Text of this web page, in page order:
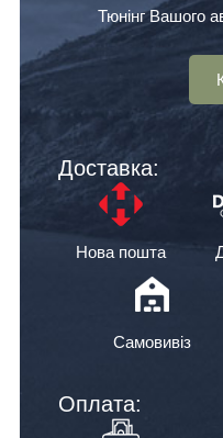
Тюнінг Вашого
Доставка:
Нова пошта
Самовивіз
Оплата: